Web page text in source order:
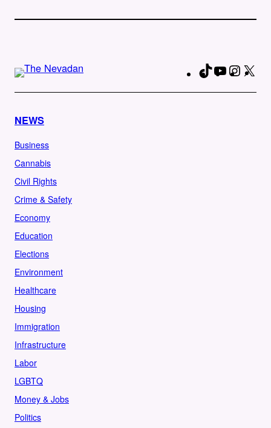
TikTokYouTube
NEWS
Business
Cannabis
Civil Rights
Crime & Safety
Economy
Education
Elections
Environment
Healthcare
Housing
Immigration
Infrastructure
Labor
LGBTQ
Money & Jobs
Politics